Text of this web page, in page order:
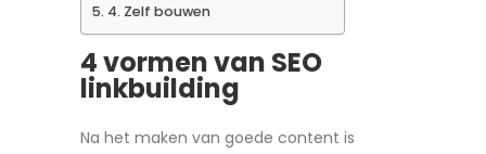
4. Zelf bouwen
4 vormen van SEO
linkbuilding
Na het maken van goede content is